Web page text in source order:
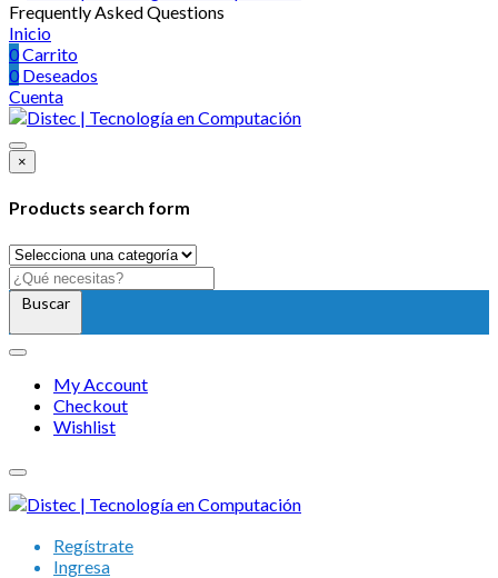
Frequently Asked Questions
Inicio
0Carrito
0Deseados
Cuenta
×
Products search form
Buscar
My Account
Checkout
Wishlist
Regístrate
Ingresa